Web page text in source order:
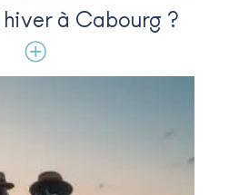
à Cabourg ?